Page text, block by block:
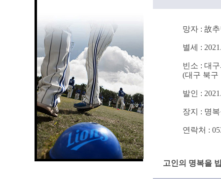
망자 : 故
별세 :
빈소 : 대
(대구 북구
발인 :
장지 : 명
연락처 :
고인의 명복을